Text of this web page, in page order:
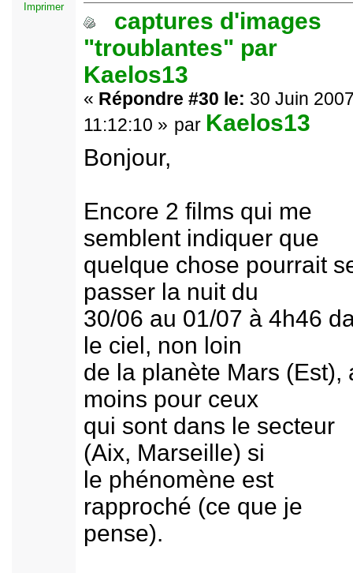
Imprimer
captures d'images
"troublantes" par
Kaelos13
« Répondre #30 le: 30 Juin
11:12:10 » par Kaelos13
Bonjour,
Encore 2 films qui me
semblent indiquer que
quelque chose pourrait
passer la nuit du
30/06 au 01/07 à 4h46
le ciel, non loin
de la planète Mars (Est),
moins pour ceux
qui sont dans le secteur
(Aix, Marseille) si
le phénomène est
rapproché (ce que je
pense).